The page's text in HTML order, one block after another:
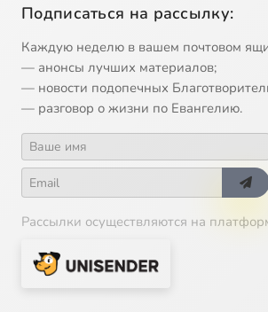
Подписаться на рассылку:
Каждую неделю в вашем почтовом
— анонсы лучших материалов;
— новости подопечных
— разговор о жизни по Евангелию.
Рассылки осуществляются на